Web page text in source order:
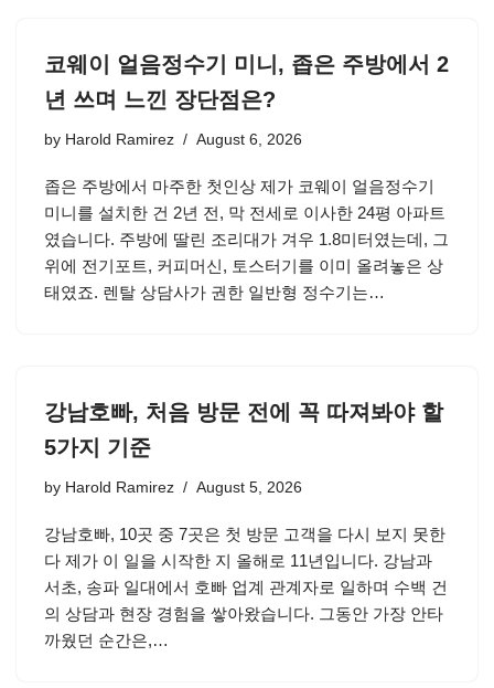
코웨이 얼음정수기 미니, 좁은 주방에서 2
년 쓰며 느낀 장단점은?
by Harold Ramirez August 6, 2026
좁은 주방에서 마주한 첫인상 제가 코웨이 얼음정수기
미니를 설치한 건 2년 전, 막 전세로 이사한 24평 아파트
였습니다. 주방에 딸린 조리대가 겨우 1.8미터였는데, 그
위에 전기포트, 커피머신, 토스터기를 이미 올려놓은 상
태였죠. 렌탈 상담사가 권한 일반형 정수기는…
강남호빠, 처음 방문 전에 꼭 따져봐야 할
5가지 기준
by Harold Ramirez August 5, 2026
강남호빠, 10곳 중 7곳은 첫 방문 고객을 다시 보지 못한
다 제가 이 일을 시작한 지 올해로 11년입니다. 강남과
서초, 송파 일대에서 호빠 업계 관계자로 일하며 수백 건
의 상담과 현장 경험을 쌓아왔습니다. 그동안 가장 안타
까웠던 순간은,…